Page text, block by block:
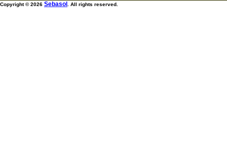
Copyright © 2026 Sebasol . All rights reserved.